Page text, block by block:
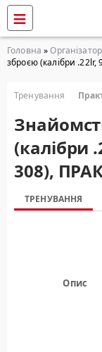
Головна »
зброєю (калібри .22lr,
Тренування
(калібри
308),
ТРЕНУВАННЯ
Опис